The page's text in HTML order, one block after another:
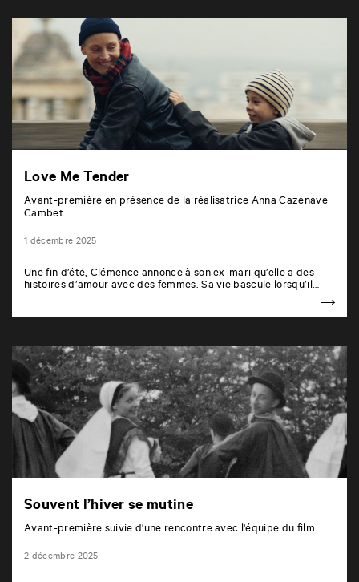
Love Me Tender
Avant-première en présence de la réalisatrice Anna Cazenave
Cambet
1 décembre 2025
Une fin d’été, Clémence annonce à son ex-mari qu’elle a des
histoires d’amour avec des femmes. Sa vie bascule lorsqu’il…
Souvent l’hiver se mutine
Avant-première suivie d'une rencontre avec l'équipe du film
2 décembre 2025